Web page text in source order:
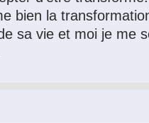
bien la
sa vie et moi je me